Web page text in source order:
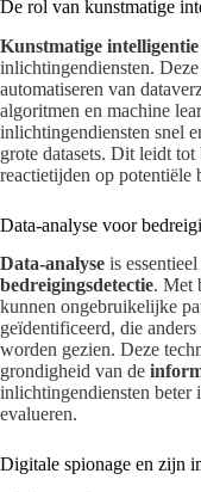
De rol van kunstmatige
Kunstmatige intelligentie
inlichtingendiensten.
automatiseren van
algoritmen en machine
inlichtingendiensten snel
grote datasets. Dit leidt
reactietijden op potentiële
Data-analyse voor
Data-analyse is
bedreigingsdetectie. Met
kunnen ongebruikelijke
geïdentificeerd, die
worden gezien. Deze
grondigheid van de
inlichtingendiensten beter
evalueren.
Digitale spionage en zijn